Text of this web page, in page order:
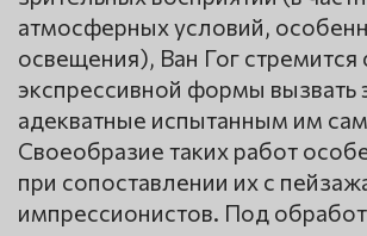
атмосферных условий,
освещения), Ван Гог
экспрессивной формы вызвать
адекватные испытанным им
Своеобразие таких работ
при сопоставлении их с
импрессионистов. Под